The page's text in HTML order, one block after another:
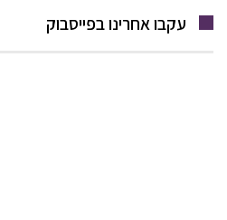
עקבו אחרינו בפייסבוק